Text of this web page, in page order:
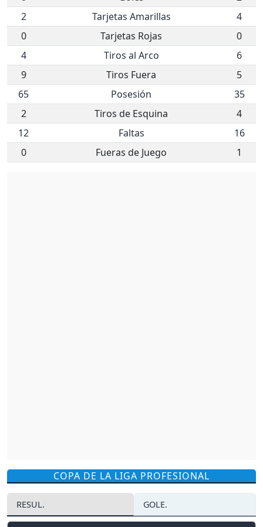
2
Tarjetas Amarillas
4
0
Tarjetas Rojas
0
4
Tiros al Arco
6
9
Tiros Fuera
5
65
Posesión
35
2
Tiros de Esquina
4
12
Faltas
16
0
Fueras de Juego 1
COPA DE LA LIGA PROFESIONAL
RESUL. GOLE.